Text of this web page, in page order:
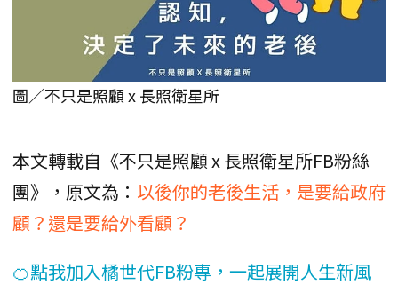
圖／不只是照顧 x 長照衛星所
本文轉載自《不只是照顧 x 長照衛星所FB粉絲
團》，原文為： 以後你的老後生活，是要給政府
顧？還是要給外看顧？
🍊點我加入橘世代FB粉專，一起展開人生新風